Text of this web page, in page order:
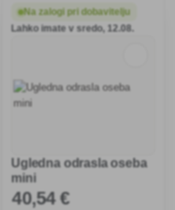
Na zalogi pri dobavitelju
Lahko imate v sredo, 12.08.
Ugledna odrasla oseba
mini
40,54 €